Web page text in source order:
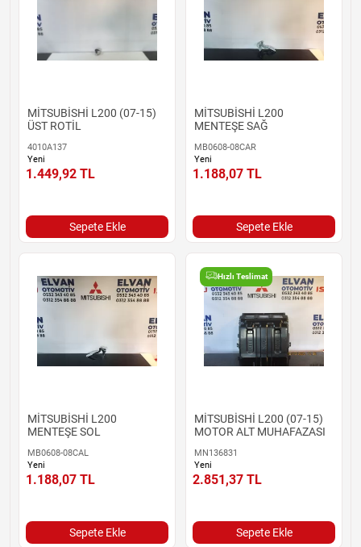
MİTSUBİSHİ L200 (07-15)
ÜST ROTİL
4010A137
Yeni
1.449,92 TL
Sepete Ekle
MİTSUBİSHİ L200
MENTEŞE SAĞ
MB0608-08CAR
Yeni
1.188,07 TL
Sepete Ekle
MİTSUBİSHİ L200
MENTEŞE SOL
MB0608-08CAL
Yeni
1.188,07 TL
Sepete Ekle
Hızlı Teslimat
MİTSUBİSHİ L200 (07-15)
MOTOR ALT MUHAFAZASI
MN136831
Yeni
2.851,37 TL
Sepete Ekle